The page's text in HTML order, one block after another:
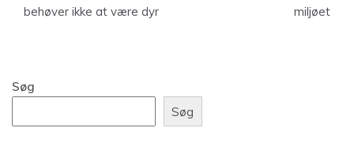
behøver ikke at være dyr
miljøet
Søg
Søg